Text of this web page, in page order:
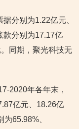
分别为1.22亿元、
款分别为17.17亿
同期，聚光科技无
2020年各年末，
亿元、18.26亿
65.98%、